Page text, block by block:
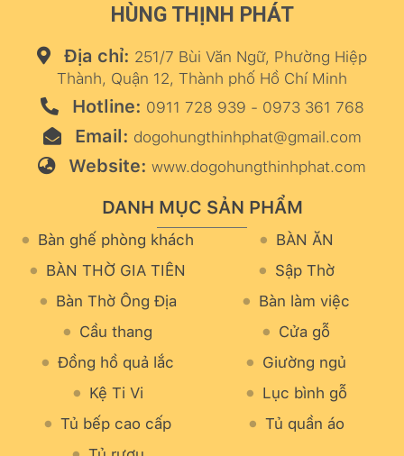
HÙNG THỊNH PHÁT
Địa chỉ: 251/7 Bùi Văn Ngữ, Phường Hiệp
Thành, Quận 12, Thành phố Hồ Chí Minh
Hotline: 0911 728 939 - 0973 361 768
Email: dogohungthinhphat@gmail.com
Website: www.dogohungthinhphat.com
DANH MỤC SẢN PHẨM
Bàn ghế phòng khách
BÀN ĂN
BÀN THỜ GIA TIÊN
Sập Thờ
Bàn Thờ Ông Địa
Bàn làm việc
Cầu thang
Cửa gỗ
Đồng hồ quả lắc
Giường ngủ
Kệ Ti Vi
Lục bình gỗ
Tủ bếp cao cấp
Tủ quần áo